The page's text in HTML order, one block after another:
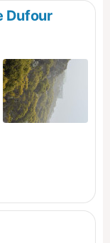
Dufour